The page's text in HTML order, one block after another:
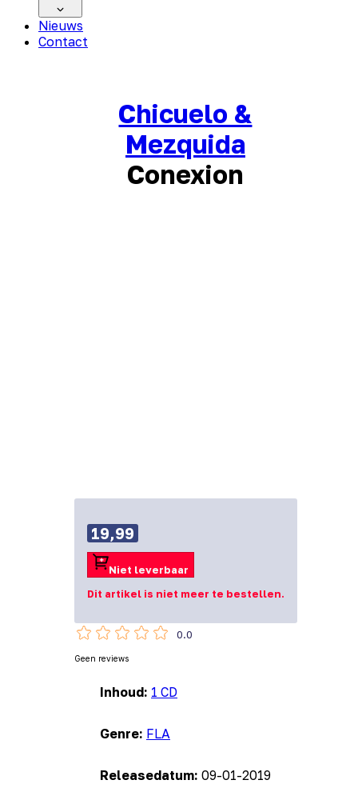
Nieuws
Contact
Chicuelo &
Mezquida
Conexion
Inhoud: 1 CD
Genre: FLA
Releasedatum: 09-01-2019
19,99
Niet leverbaar
Dit artikel is niet meer te bestellen.
0.0
Geen reviews